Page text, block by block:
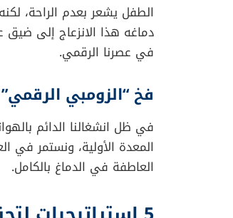
ما هو الإدراك
ببساطة، هو قدرة دماغك على
حركة الأمعاء، الجوع، والعطش).
الأشخاص ذوو الإدراك
قليلاً حتى آكل”). هذا
الأشخاص ذوو الإدراك